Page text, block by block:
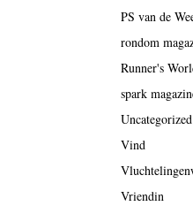
PS van de
rondom
Runner's
spark
Uncategorized
Vind
Vriendin